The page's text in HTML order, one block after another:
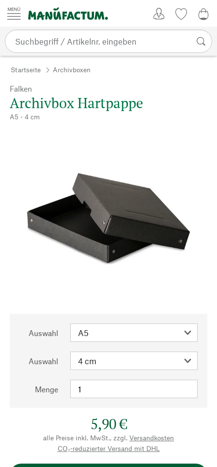
Zum Inhalt springen
Startseite Archivboxen
Falken
Archivbox Hartpappe
A5 - 4 cm
Auswahl
Auswahl
Menge
5,90 €
alle Preise inkl. MwSt., zzgl. Versandkosten
CO₂-reduzierter Versand mit DHL